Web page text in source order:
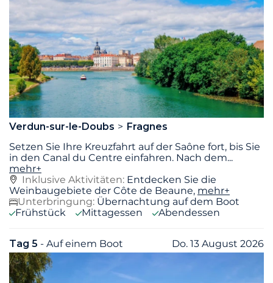
Verdun-sur-le-Doubs
Fragnes
Setzen Sie Ihre Kreuzfahrt auf der Saône fort, bis Sie
in den Canal du Centre einfahren. Nach dem...
mehr+
Inklusive Aktivitäten: Entdecken Sie die
Weinbaugebiete der Côte de Beaune, mehr+
Unterbringung: Übernachtung auf dem Boot
Frühstück
Mittagessen Abendessen
Tag 5 - Auf einem Boot Do. 13 August 2026